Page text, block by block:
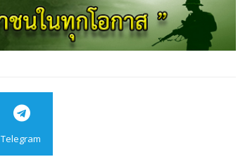
Telegram